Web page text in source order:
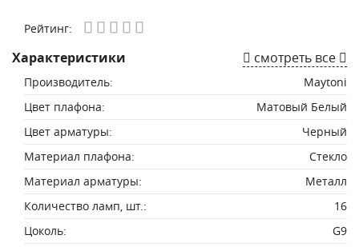
Рейтинг:
Характеристики смотреть все
Производитель:
Maytoni
Цвет плафона:
Матовый Белый
Цвет арматуры:
Черный
Материал плафона:
Стекло
Материал арматуры:
Металл
Количество ламп, шт.:
16
Цоколь:
G9